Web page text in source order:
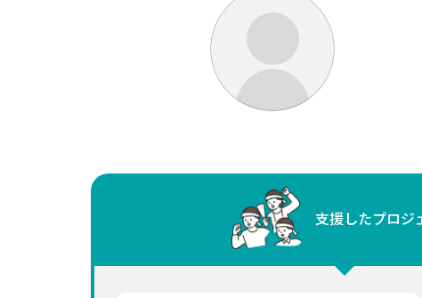
災害
北海道・東北
関東
中国
四国
九州・沖縄
支援したプロジ